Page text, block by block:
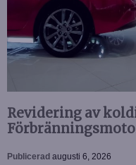
Revidering av
Publicerad augusti 6, 2026